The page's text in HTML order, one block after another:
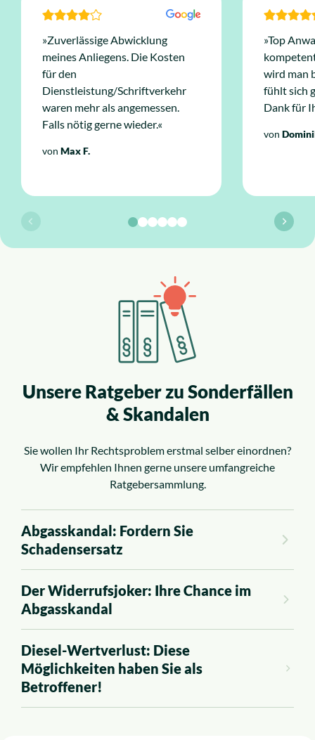
»Zuverlässige Abwicklung
meines Anliegens. Die Kosten
für den
Dienstleistung/Schriftverkehr
waren mehr als angemessen.
Falls nötig gerne wieder.«
von Max F.
»Top
wird man
fühlt sich
Dank für
von
Unsere Ratgeber zu Sonderfällen
& Skandalen
Sie wollen Ihr Rechtsproblem erstmal selber einordnen?
Wir empfehlen Ihnen gerne unsere umfangreiche
Ratgebersammlung.
Abgasskandal: Fordern Sie
Schadensersatz
Der Widerrufsjoker: Ihre Chance im
Abgasskandal
Diesel-Wertverlust: Diese
Möglichkeiten haben Sie als
Betroffener!